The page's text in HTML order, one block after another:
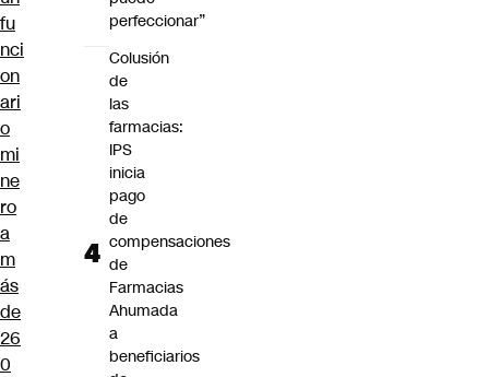
fu
nci
on
ari
o
mi
ne
ro
a
m
ás
de
26
0
perfeccionar”
Colusión
de
las
farmacias:
IPS
inicia
pago
de
compensaciones
de
Farmacias
Ahumada
a
beneficiarios